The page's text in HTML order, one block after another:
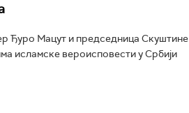
Ђуро Мацут и председница Скуштине
исламске вероисповести у Србији